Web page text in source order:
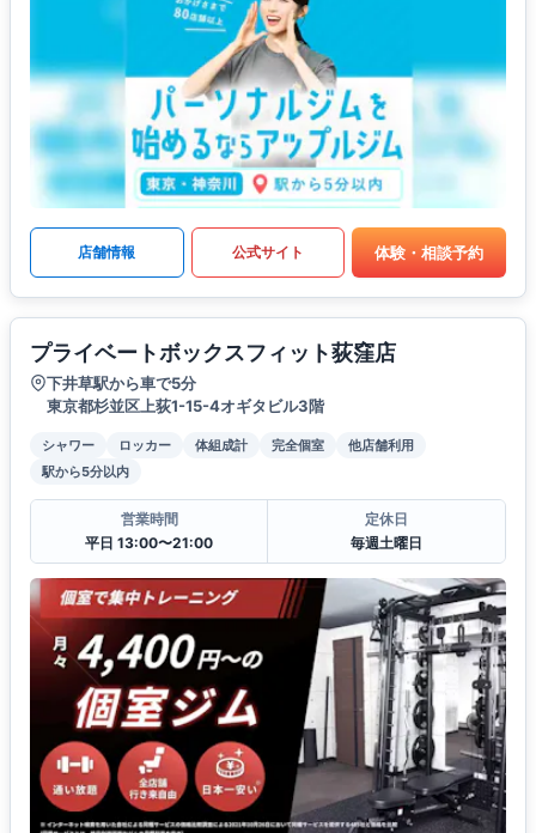
店舗情報 公式サイト 体験・相談予約
プライベートボックスフィット荻窪店
下井草駅から車で5分
東京都杉並区上荻1-15-4オギタビル3階
シャワー ロッカー 体組成計 完全個室
他店舗利用
駅から5分以内
営業時間
平日 13:00〜21:00
定休日
毎週土曜日